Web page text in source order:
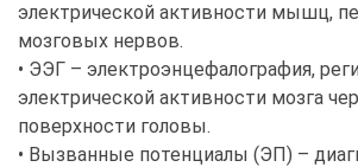
электрической активности мышц,
мозговых нервов.
• ЭЭГ – электроэнцефалография,
электрической активности мозга
поверхности головы.
• Вызванные потенциалы (ЭП) –